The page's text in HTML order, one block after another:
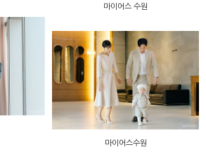
마이어스 수원
마이어스수원